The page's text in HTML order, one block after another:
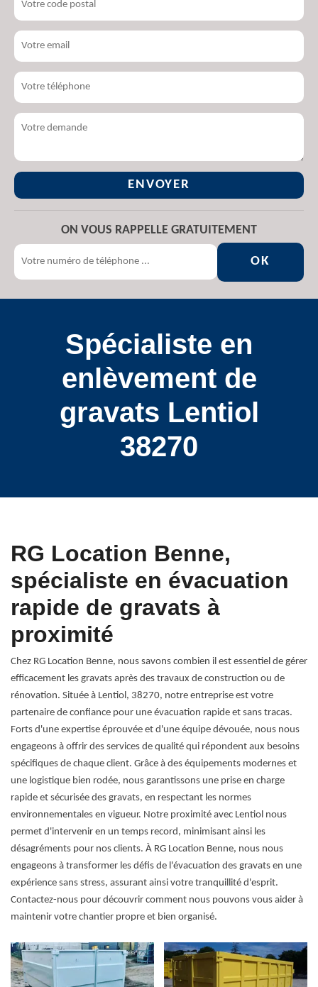
ON VOUS RAPPELLE GRATUITEMENT
Spécialiste en
enlèvement de
gravats Lentiol
38270
RG Location Benne,
spécialiste en évacuation
rapide de gravats à
proximité
Chez RG Location Benne, nous savons combien il est essentiel de gérer
efficacement les gravats après des travaux de construction ou de
rénovation. Située à Lentiol, 38270, notre entreprise est votre
partenaire de confiance pour une évacuation rapide et sans tracas.
Forts d'une expertise éprouvée et d'une équipe dévouée, nous nous
engageons à offrir des services de qualité qui répondent aux besoins
spécifiques de chaque client. Grâce à des équipements modernes et
une logistique bien rodée, nous garantissons une prise en charge
rapide et sécurisée des gravats, en respectant les normes
environnementales en vigueur. Notre proximité avec Lentiol nous
permet d'intervenir en un temps record, minimisant ainsi les
désagréments pour nos clients. À RG Location Benne, nous nous
engageons à transformer les défis de l'évacuation des gravats en une
expérience sans stress, assurant ainsi votre tranquillité d'esprit.
Contactez-nous pour découvrir comment nous pouvons vous aider à
maintenir votre chantier propre et bien organisé.